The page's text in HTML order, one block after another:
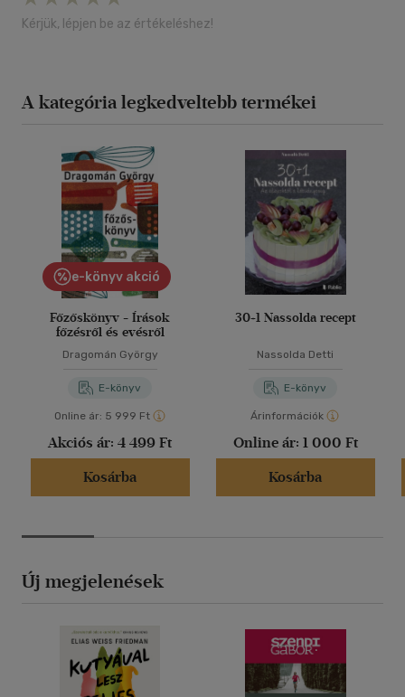
Kérjük, lépjen be az értékeléshez!
A kategória legkedveltebb termékei
e-könyv akció
Főzőskönyv - Írások
főzésről és evésről
Dragomán György
E-könyv
Online ár: 5 999 Ft
Akciós ár: 4 499 Ft
Kosárba
30+1 Nassolda recept
Nassolda Detti
E-könyv
Árinformációk
Online ár: 1 000 Ft
Kosárba
Új megjelenések